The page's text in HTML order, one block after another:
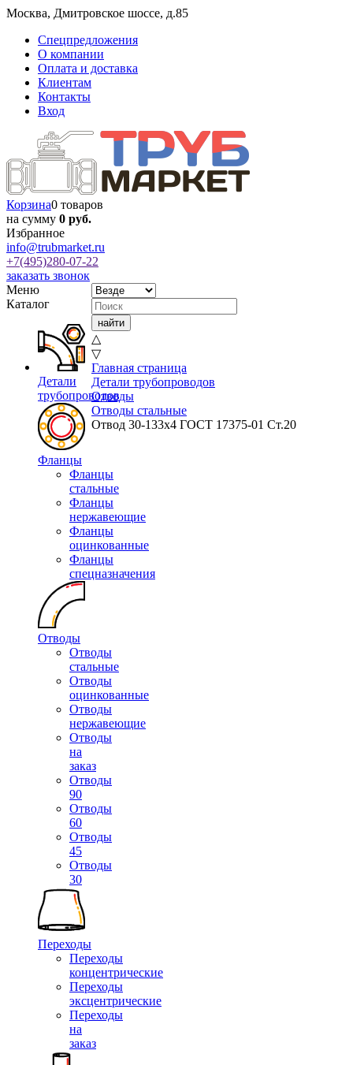
Москва, Дмитровское шоссе, д.85
Спецпредложения
О компании
Оплата и доставка
Клиентам
Контакты
Вход
Корзина0 товаров
на сумму 0 руб.
Избранное
info@trubmarket.ru
+7(495)280-07-22
заказать звонок
Меню
Каталог
Детали
трубопроводов
Фланцы
Фланцы
стальные
Фланцы
нержавеющие
Фланцы
оцинкованные
Фланцы
спецназначения
Отводы
Отводы
стальные
Отводы
оцинкованные
Отводы
нержавеющие
Отводы
на
заказ
Отводы
90
Отводы
60
Отводы
45
Отводы
30
Переходы
Переходы
концентрические
Переходы
эксцентрические
Переходы
на
заказ
△
▽
Главная страница
Детали трубопроводов
Отводы
Отводы стальные
Отвод 30-133x4 ГОСТ 17375-01 Ст.20